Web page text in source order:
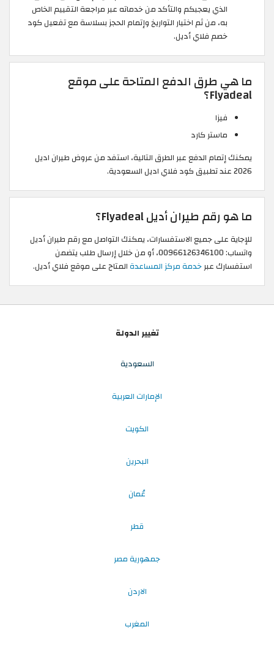
الذي يعجبكم والتأكد من خدماته عبر مراجعة التقييم الخاص
به، من ثم اختيار التواريخ وإتمام الحجز بسلاسة مع تفعيل كود
خصم فلاي أديل.
ما هي طرق الدفع المتاحة على موقع
Flyadeal؟
فيزا
ماستر كارد
يمكنك إتمام الدفع عبر الطرق التالية، استفد من عروض طيران اديل
2026 عند تطبيق كود فلاي اديل السعودية.
ما هو رقم طيران أديل Flyadeal؟
للإجاية على جميع الاستفسارات، يمكنك التواصل مع رقم طيران أديل
واتساب: 00966126346100، أو من خلال إرسال طلب يتضمن
استفسارك عبرخدمة مركز المساعدةالمتاح على موقع فلاي أديل.
تغيير الدولة
السعودية
الإمارات العربية
الكويت
البحرين
عُمان
قطر
جمهورية مصر
الاردن
المغرب